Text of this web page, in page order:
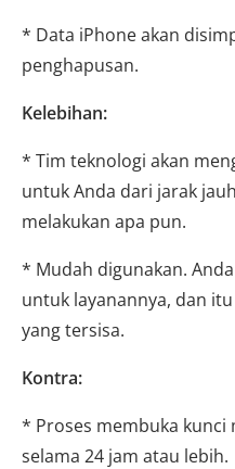
* Data iPhone akan
penghapusan.
Kelebihan:
* Tim teknologi akan
untuk Anda dari jarak
melakukan apa pun.
* Mudah digunakan.
untuk layanannya, dan
yang tersisa.
Kontra:
* Proses membuka
selama 24 jam atau lebih.